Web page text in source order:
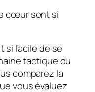
cœur sont si
si facile de se
tactique ou
comparez la
vous évaluez